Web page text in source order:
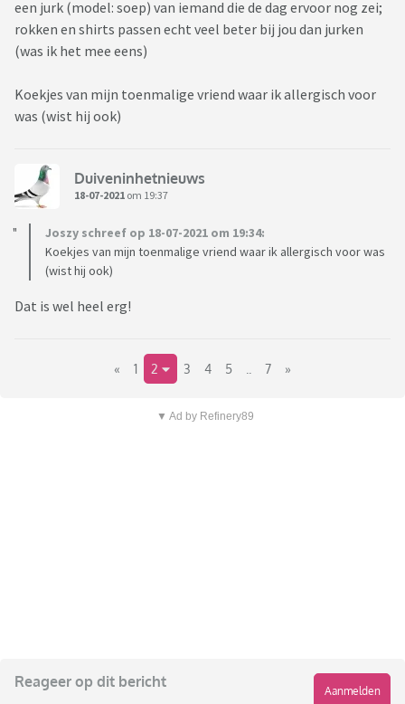
een jurk (model: soep) van iemand die de dag ervoor nog zei;
rokken en shirts passen echt veel beter bij jou dan jurken
(was ik het mee eens)
Koekjes van mijn toenmalige vriend waar ik allergisch voor
was (wist hij ook)
Duiveninhetnieuws
18-07-2021 om 19:37
Joszy schreef op 18-07-2021 om 19:34:
Koekjes van mijn toenmalige vriend waar ik allergisch voor was
(wist hij ook)
Dat is wel heel erg!
« 1 2 3 4 5 7 »
▼ Ad by Refinery89
Reageer op dit bericht
Aanmelden